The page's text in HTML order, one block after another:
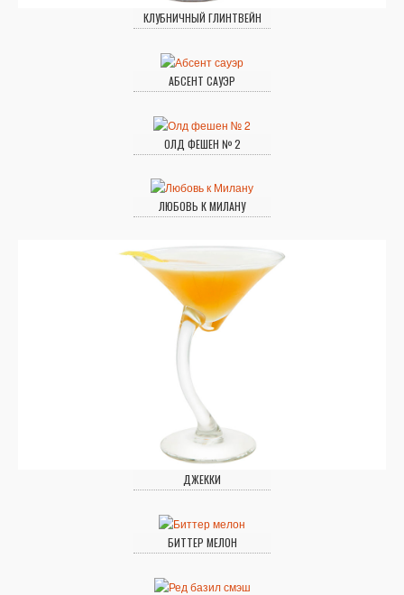
КЛУБНИЧНЫЙ ГЛИНТВЕЙН
АБСЕНТ САУЭР
ОЛД ФЕШЕН № 2
ЛЮБОВЬ К МИЛАНУ
ДЖЕККИ
БИТТЕР МЕЛОН